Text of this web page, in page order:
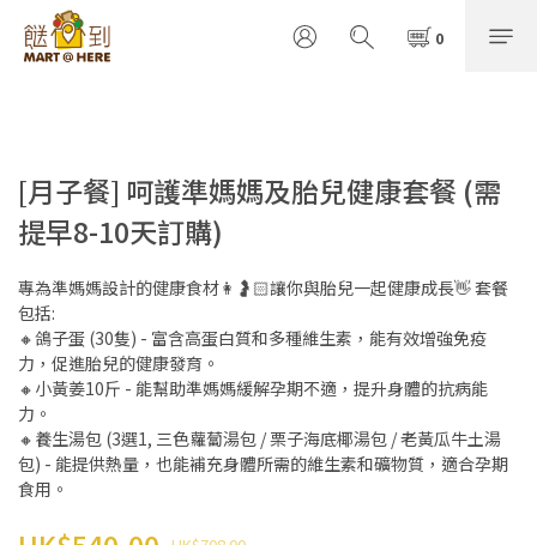
[月子餐] 呵護準媽媽及胎兒健康套餐 (需
提早8-10天訂購)
專為準媽媽設計的健康食材👩🤰🏻讓你與胎兒一起健康成長👋 套餐
包括:
🔸鴿子蛋 (30隻) - 富含高蛋白質和多種維生素，能有效增強免疫
力，促進胎兒的健康發育。
🔸小黃姜10斤 - 能幫助準媽媽緩解孕期不適，提升身體的抗病能
力。
🔸養生湯包 (3選1, 三色蘿蔔湯包 / 栗子海底椰湯包 / 老黃瓜牛土湯
包) - 能提供熱量，也能補充身體所需的維生素和礦物質，適合孕期
食用。